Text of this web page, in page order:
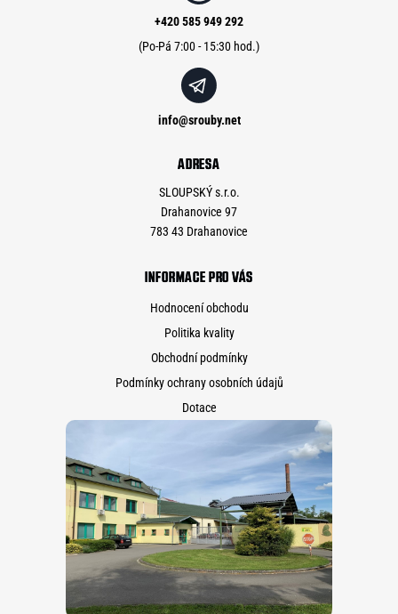
info@srouby.net
+420 585 949 292
ADRESA
SLOUPSKÝ s.r.o.
Drahanovice 97
783 43 Drahanovice
INFORMACE PRO VÁS
Hodnocení obchodu
Politika kvality
Obchodní podmínky
Podmínky ochrany osobních údajů
Dotace